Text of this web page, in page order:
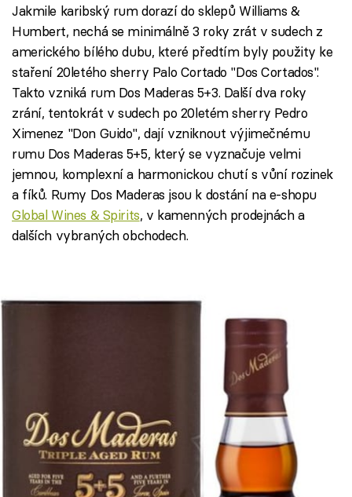
Jakmile karibský rum dorazí do sklepů Williams &
Humbert, nechá se minimálně 3 roky zrát v sudech z
amerického bílého dubu, které předtím byly použity ke
staření 20letého sherry Palo Cortado "Dos Cortados".
Takto vzniká rum Dos Maderas 5+3. Další dva roky
zrání, tentokrát v sudech po 20letém sherry Pedro
Ximenez "Don Guido", dají vzniknout výjimečnému
rumu Dos Maderas 5+5, který se vyznačuje velmi
jemnou, komplexní a harmonickou chutí s vůní rozinek
a fíků. Rumy Dos Maderas jsou k dostání na e-shopu
Global Wines & Spirits, v kamenných prodejnách a
dalších vybraných obchodech.